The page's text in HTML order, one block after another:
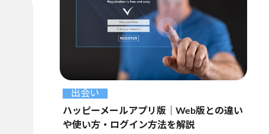
出会い
ハッピーメールアプリ版｜Web版との違い
や使い方・ログイン方法を解説